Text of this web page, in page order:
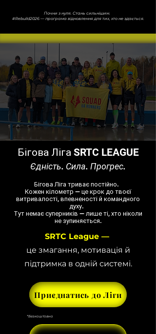
Почни з нуля. Стань сильнішим.
#Rebuild2026 — програма відновлення для тих, хто не здається.
Бігова Ліга SRTC LEAGUE
Єдність. Сила. Прогрес.
Бігова Ліга триває постійно.
Кожен кілометр — це крок до твоєї
витривалості, впевненості й командного
духу.
Тут немає суперників — лише ті, хто ніколи
не зупиняється.
SRTC League —
це змагання, мотивація й
підтримка в одній системі.
Приєднатись до Ліги
*Безкоштовно